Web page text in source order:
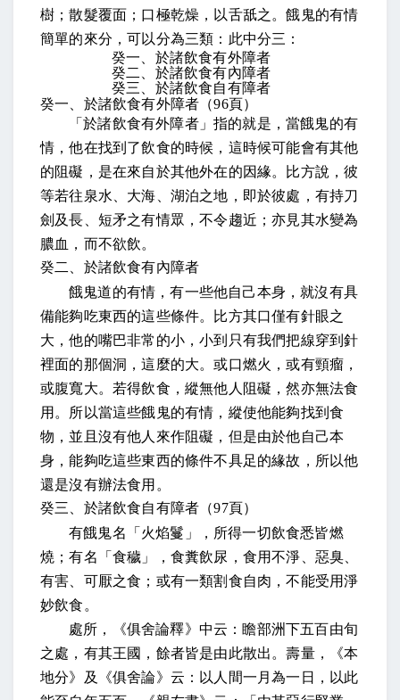
樹；散髮覆面；口極乾燥，以舌舐之 。餓鬼的有情
簡單的來分，可以分為三類： 此中分三：
癸一、於諸飲食有外障者
癸二、於諸飲食有內障者
癸三、於諸飲食自有障者
癸一、於諸飲食有外障者（96頁）
「於諸飲食有外障者」指的就是，當餓鬼的有
情，他在找到了飲食的時候，這時候可能會有其他
的阻礙，是在來自於其他外在的因緣。比方說，彼
等若往泉水、大海、湖泊之地，即於彼處，有持刀
劍及長、短矛之有情眾，不令趨近；亦見其水變為
膿血，而不欲飲。
癸二、於諸飲食有內障者
餓鬼道的有情，有一些他自己本身，就沒有具
備能夠吃東西的這些條件。比方其口僅有針眼之
大 ，他的嘴巴非常的小，小到只有我們把線穿到針
裡面的那個洞，這麼的大。或口燃火，或有頸瘤，
或腹寬大。若得飲食，縱無他人阻礙，然亦無法食
用 。所以當這些餓鬼的有情，縱使他能夠找到食
物，並且沒有他人來作阻礙，但是由於他自己本
身，能夠吃這些東西的條件不具足的緣故，所以他
還是沒有辦法食用。
癸三、於諸飲食自有障者（97頁）
有餓鬼名「火焰鬘」，所得一切飲食悉皆燃
燒；有名「食穢」，食糞飲尿，食用不淨、惡臭、
有害、可厭之食；或有一類割食自肉，不能受用淨
妙飲食 。
處所，《俱舍論釋》中云：瞻部洲下五百由旬
之處，有其王國，餘者皆是由此散出。壽量，《本
地分》及《俱舍論》云：以人間一月為一日，以此